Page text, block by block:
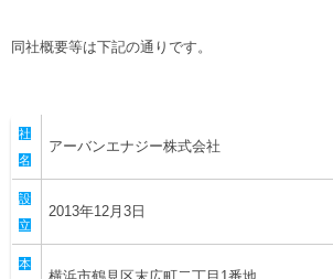
アカデミー
Buy Ticket Here
練習見学について
試合会場アクセス
ヒストリー
サステナビリティ
ホームタウン活動
横浜FC公式オンラインショップ
クラブメンバー
スタータークラブ
スペシャルコンテンツ
試合日程・結果
アカデミー選手
パートナー
パートナー一覧
あしながドリーム基金
お問い合わせ
同社概要等は下記の通りです。
社
名
アーバンエナジー株式会社
設
立
2013年12月3日
本